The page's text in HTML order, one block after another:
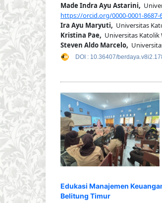
Made Indra Ayu Astarini,
https://orcid.org/0000-0001-8687-
Ira Ayu Maryuti, Universitas
Kristina Pae, Universitas
Steven Aldo Marcelo,
DOI : 10.36407/
Edukasi Manajemen
Belitung Timur